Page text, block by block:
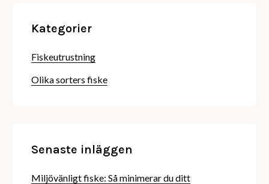
Kategorier
Fiskeutrustning
Olika sorters fiske
Senaste inläggen
Miljövänligt fiske: Så minimerar du ditt